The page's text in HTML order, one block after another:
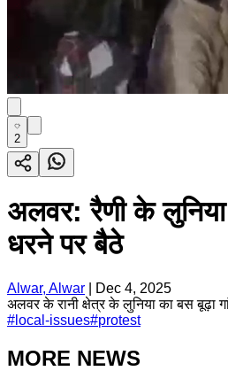
2
अलवर: रैणी के लुनिया
धरने पर बैठे
Alwar, Alwar
Dec 4, 2025
अलवर के रानी क्षेत्र के लुनिया का बस बूढ़ा
# local-issues#protest
MORE NEWS